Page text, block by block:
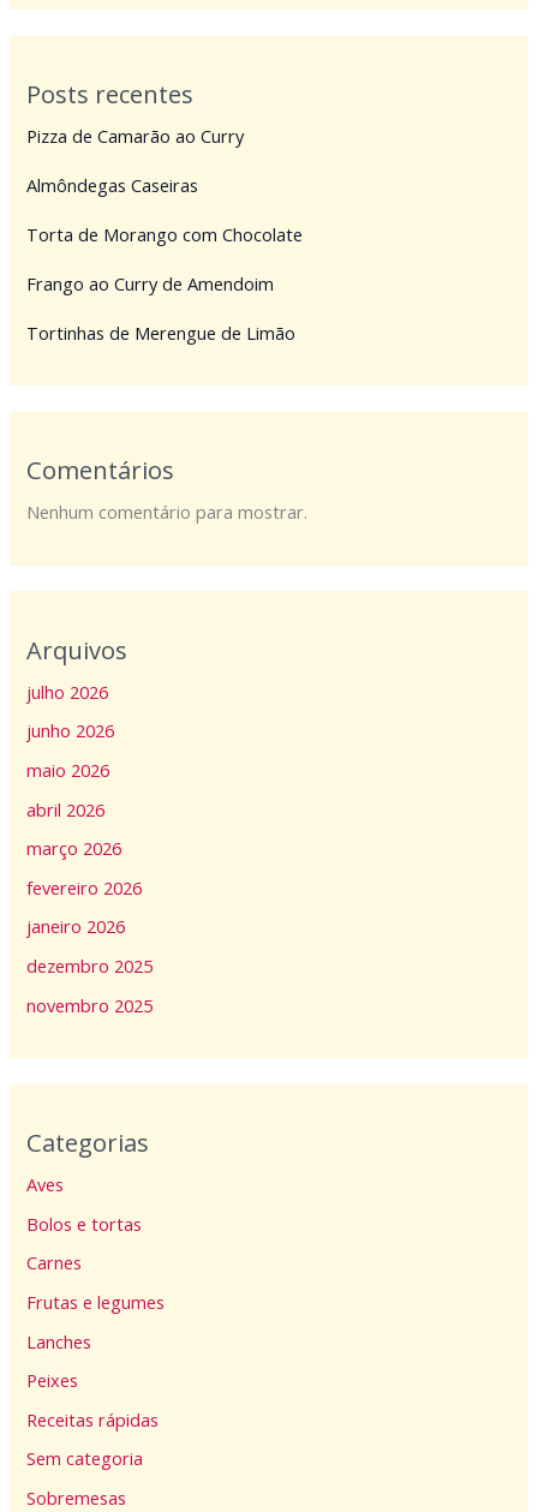
Posts recentes
Pizza de Camarão ao Curry
Almôndegas Caseiras
Torta de Morango com Chocolate
Frango ao Curry de Amendoim
Tortinhas de Merengue de Limão
Comentários
Nenhum comentário para mostrar.
Arquivos
julho 2026
junho 2026
maio 2026
abril 2026
março 2026
fevereiro 2026
janeiro 2026
dezembro 2025
novembro 2025
Categorias
Aves
Bolos e tortas
Carnes
Frutas e legumes
Lanches
Peixes
Receitas rápidas
Sem categoria
Sobremesas